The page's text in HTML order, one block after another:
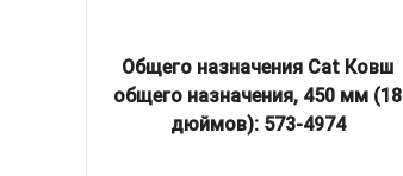
Общего назначения Cat Ковш
общего назначения, 450 мм (18
дюймов): 573-4974